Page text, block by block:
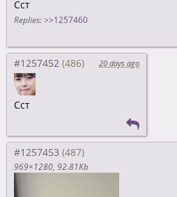
Сст
Replies: >>1257460
#1257452 20 days ago
Сст
#1257453
969×1280 92.81Kb